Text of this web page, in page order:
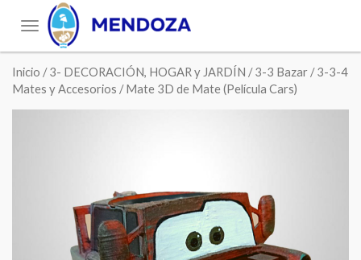
Toggle
navigation
Inicio /3- DECORACIÓN, HOGAR y JARDÍN /3-3 Bazar /3-3-4
Mates y Accesorios / Mate 3D de Mate (Película Cars)